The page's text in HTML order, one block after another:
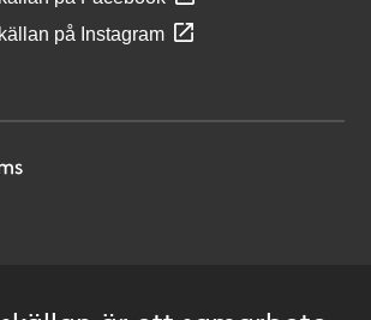
på Instagram